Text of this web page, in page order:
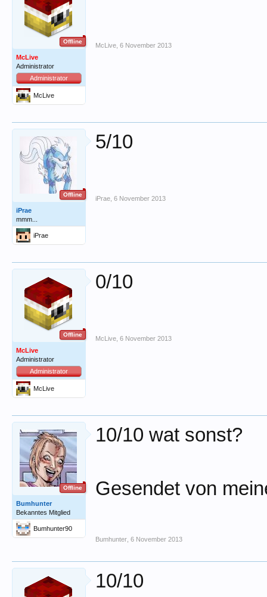
Offline
McLive
Administrator
Administrator
McLive
McLive 6 November 2013
Offline
iPrae
mmm...
iPrae
5/10
iPrae 6 November 2013
Offline
McLive
Administrator
Administrator
McLive
0/10
McLive 6 November 2013
Offline
Bumhunter
Bekanntes Mitglied
Bumhunter90
10/10 wat sonst?
Gesendet von
Bumhunter 6 November 2013
10/10